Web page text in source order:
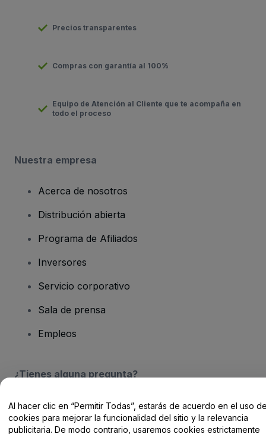
Precios transparentes
Compras con garantía al 100%
Equipo de Atención al Cliente que te acompaña en
todo el proceso
Nuestra empresa
Acerca de nosotros
Distribución abierta
Programa de Afiliados
Inversores
Servicio corporativo
Sala de prensa
Empleos
¿Tienes alguna pregunta?
Centro de Ayuda / Contacto
Al hacer clic en “Permitir Todas”, estarás de acuerdo en el uso
cookies para mejorar la funcionalidad del sitio y la relevancia
publicitaria. De modo contrario, usaremos cookies estrictamente